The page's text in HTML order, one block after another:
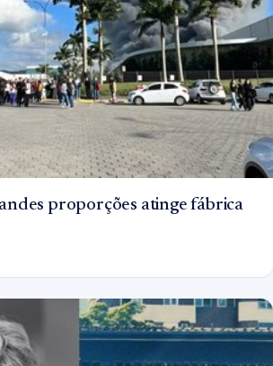
proporções atinge fábrica